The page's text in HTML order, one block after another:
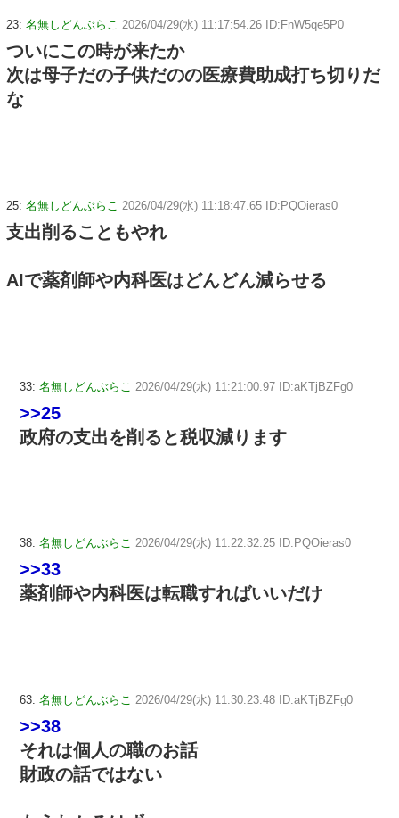
23: 名無しどんぶらこ 2026/04/29(水) 11:17:54.26 ID:FnW5qe5P0
ついにこの時が来たか
次は母子だの子供だのの医療費助成打ち切りだ
な
25: 名無しどんぶらこ 2026/04/29(水) 11:18:47.65 ID:PQOieras0
支出削ることもやれ
AIで薬剤師や内科医はどんどん減らせる
33: 名無しどんぶらこ 2026/04/29(水) 11:21:00.97 ID:aKTjBZFg0
>>25
政府の支出を削ると税収減ります
38: 名無しどんぶらこ 2026/04/29(水) 11:22:32.25 ID:PQOieras0
>>33
薬剤師や内科医は転職すればいいだけ
63: 名無しどんぶらこ 2026/04/29(水) 11:30:23.48 ID:aKTjBZFg0
>>38
それは個人の職のお話
財政の話ではない